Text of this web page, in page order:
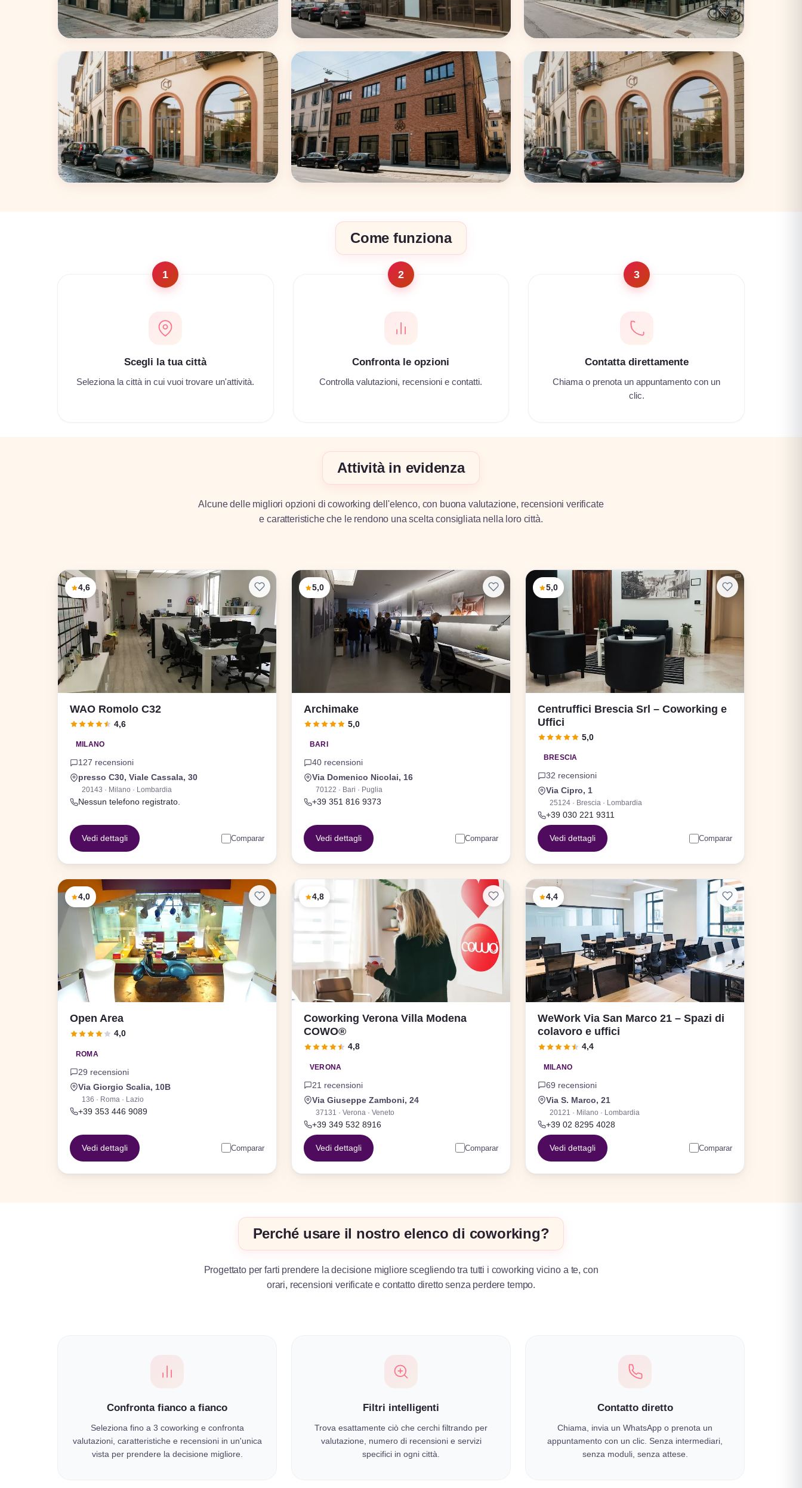
Come funziona
1
Scegli la tua città
Seleziona la città in cui vuoi trovare un'attività.
2
Confronta le opzioni
Controlla valutazioni, recensioni e contatti.
3
Contatta direttamente
Chiama o prenota un appuntamento con un
clic.
Milano
75 coworking
Roma
62 coworking
Torino
33 coworking
Bologna
17 coworking
Attività in evidenza
Alcune delle migliori opzioni di coworking dell'elenco, con buona valutazione, recensioni verificate
e caratteristiche che le rendono una scelta consigliata nella loro città.
4,6
WAO Romolo C32
4,6
MILANO
127 recensioni
presso C30, Viale Cassala, 30
20143 · Milano · Lombardia
Nessun telefono registrato.
Vedi dettagli Comparar
5,0
Archimake
5,0
BARI
40 recensioni
Via Domenico Nicolai, 16
70122 · Bari · Puglia
+39 351 816 9373
Vedi dettagli Comparar
5,0
Centruffici Brescia Srl – Coworking e
Uffici
5,0
BRESCIA
32 recensioni
Via Cipro, 1
25124 · Brescia · Lombardia
+39 030 221 9311
Vedi dettagli Comparar
4,0
Open Area
4,0
ROMA
29 recensioni
Via Giorgio Scalia, 10B
136 · Roma · Lazio
+39 353 446 9089
Vedi dettagli Comparar
4,8
Coworking Verona Villa Modena
COWO®
4,8
VERONA
21 recensioni
Via Giuseppe Zamboni, 24
37131 · Verona · Veneto
+39 349 532 8916
Vedi dettagli Comparar
4,4
WeWork Via San Marco 21 – Spazi di
colavoro e uffici
4,4
MILANO
69 recensioni
Via S. Marco, 21
20121 · Milano · Lombardia
+39 02 8295 4028
Vedi dettagli Comparar
Perché usare il nostro elenco di coworking?
Progettato per farti prendere la decisione migliore scegliendo tra tutti i coworking vicino a te, con
orari, recensioni verificate e contatto diretto senza perdere tempo.
Confronta fianco a fianco
Seleziona fino a 3 coworking e confronta
valutazioni, caratteristiche e recensioni in un'unica
vista per prendere la decisione migliore.
Filtri intelligenti
Trova esattamente ciò che cerchi filtrando per
valutazione, numero di recensioni e servizi
specifici in ogni città.
Contatto diretto
Chiama, invia un WhatsApp o prenota un
appuntamento con un clic. Senza intermediari,
senza moduli, senza attese.